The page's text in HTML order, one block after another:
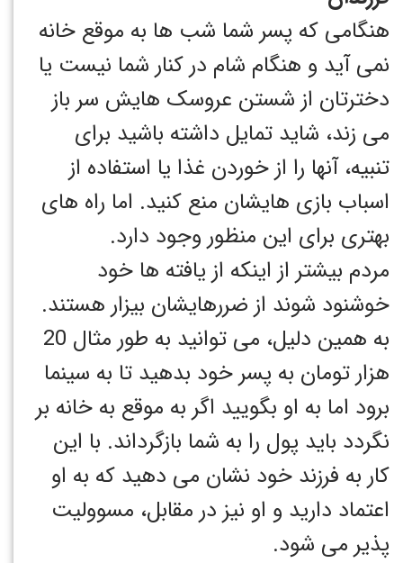
هنگامی که پسر شما شب ها به موقع خانه
نمی آید و هنگام شام در کنار شما نیست یا
دخترتان از شستن عروسک هایش سر باز
می زند، شاید تمایل داشته باشید برای
تنبیه، آنها را از خوردن غذا یا استفاده از
اسباب بازی هایشان منع کنید. اما راه های
بهتری برای این منظور وجود دارد.
مردم بیشتر از اینکه از یافته ها خود
خوشنود شوند از ضررهایشان بیزار هستند.
به همین دلیل، می توانید به طور مثال 20
هزار تومان به پسر خود بدهید تا به سینما
برود اما به او بگویید اگر به موقع به خانه بر
نگردد باید پول را به شما بازگرداند. با این
کار به فرزند خود نشان می دهید که به او
اعتماد دارید و او نیز در مقابل، مسوولیت
پذیر می شود.